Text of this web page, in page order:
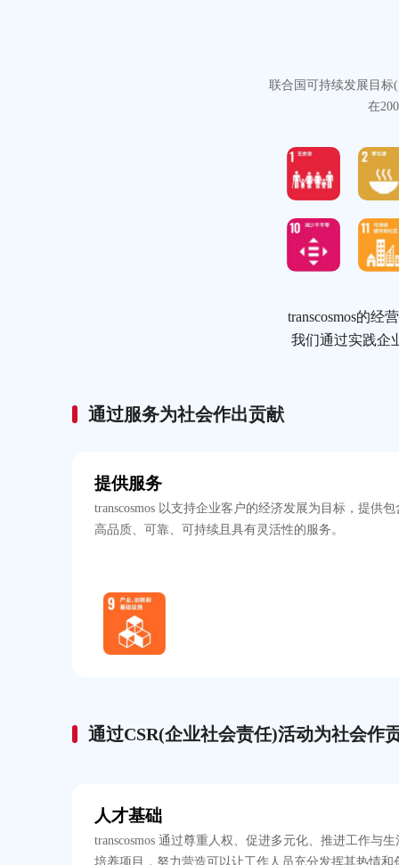
联合国可持续发展目标
在
transcosmos的经
我们通过实践企
通过服务为社会作出贡献
提供服务
transcosmos 以支持企业客户的经济发展为目标，提供
高品质、可靠、可持续且具有灵活性的服务。
通过CSR(企业社会责任)活动为社会作
人才基础
transcosmos 通过尊重人权、促进多元化、推进工作与
培养项目，努力营造可以让工作人员充分发挥其热情和